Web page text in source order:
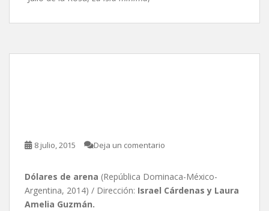
8 julio, 2015 Deja un comentario
Dólares de arena (República Dominaca-México-
Argentina, 2014) / Dirección: Israel Cárdenas y Laura
Amelia Guzmán.